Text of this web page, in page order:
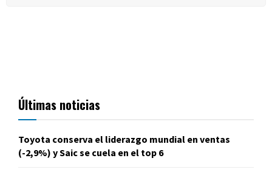
Últimas noticias
Toyota conserva el liderazgo mundial en ventas
(-2,9%) y Saic se cuela en el top 6